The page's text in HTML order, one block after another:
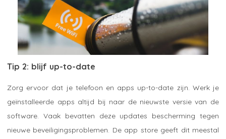
Tip 2: blijf up-to-date
Zorg ervoor dat je telefoon en apps up-to-date zijn. Werk je
geïnstalleerde apps altijd bij naar de nieuwste versie van de
software. Vaak bevatten deze updates bescherming tegen
nieuwe beveiligingsproblemen. De app store geeft dit meestal